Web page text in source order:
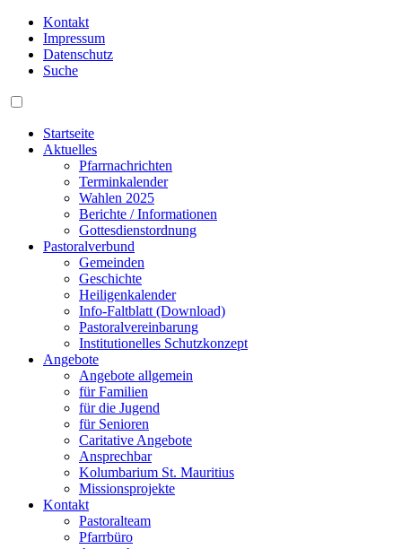
Kontakt
Impressum
Datenschutz
Suche
Startseite
Aktuelles
Pfarrnachrichten
Terminkalender
Wahlen 2025
Berichte / Informationen
Gottesdienstordnung
Pastoralverbund
Gemeinden
Geschichte
Heiligenkalender
Info-Faltblatt (Download)
Pastoralvereinbarung
Institutionelles Schutzkonzept
Angebote
Angebote allgemein
für Familien
für die Jugend
für Senioren
Caritative Angebote
Ansprechbar
Kolumbarium St. Mauritius
Missionsprojekte
Kontakt
Pastoralteam
Pfarrbüro